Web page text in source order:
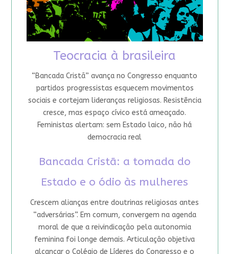
Teocracia à brasileira
“Bancada Cristã” avança no Congresso enquanto
partidos progressistas esquecem movimentos
sociais e cortejam lideranças religiosas. Resistência
cresce, mas espaço cívico está ameaçado.
Feministas alertam: sem Estado laico, não há
democracia real
Bancada Cristã: a tomada do
Estado e o ódio às mulheres
Crescem alianças entre doutrinas religiosas antes
“adversárias”. Em comum, convergem na agenda
moral de que a reivindicação pela autonomia
feminina foi longe demais. Articulação objetiva
alcançar o Colégio de Líderes do Congresso e o